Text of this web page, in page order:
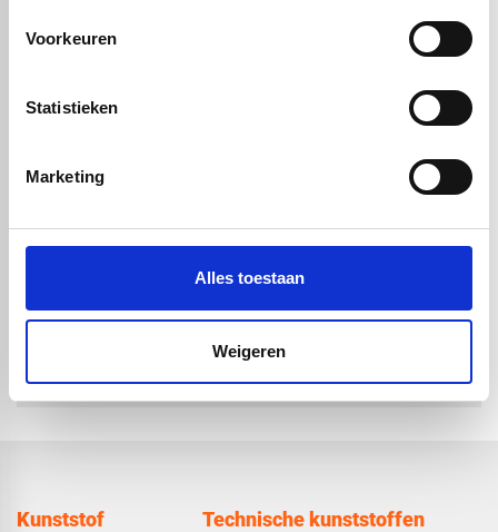
Voorkeuren
Statistieken
Marketing
Alles toestaan
Weigeren
volstaf -
PTFE wit FG - XT
€ 750,-gratis bezorgd
check_circle2-5dagen levertijd
Kunststof Technische kunststoffen